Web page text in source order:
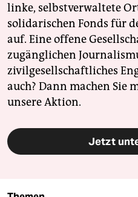
linke, selbstverwaltete
solidarischen Fonds für
auf. Eine offene
zugänglichen
zivilgesellschaftliches
auch? Dann machen Sie
unsere Aktion.
Jetzt